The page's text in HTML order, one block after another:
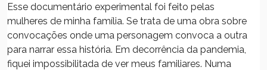
Esse documentário experimental foi feito pelas
mulheres de minha família. Se trata de uma obra sobre
convocações onde uma personagem convoca a outra
para narrar essa história. Em decorrência da pandemia,
fiquei impossibilitada de ver meus familiares. Numa